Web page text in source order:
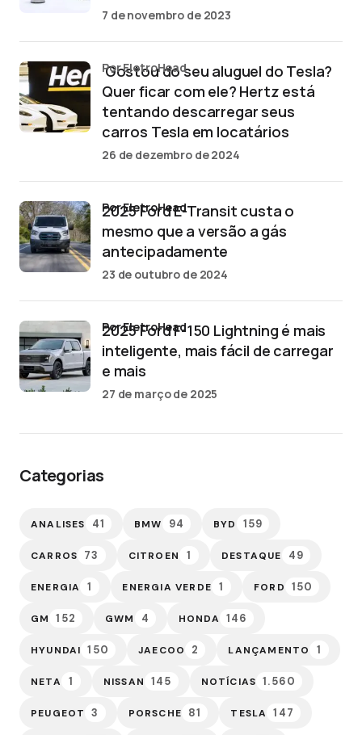
7 de novembro de 2023
‘Gostou do seu aluguel do Tesla?
Quer ficar com ele? Hertz está
tentando descarregar seus
carros Tesla em locatários
por EletroHead
26 de dezembro de 2024
2025 Ford E-Transit custa o
mesmo que a versão a gás
antecipadamente
por EletroHead
23 de outubro de 2024
2025 Ford F-150 Lightning é mais
inteligente, mais fácil de carregar
e mais
por EletroHead
27 de março de 2025
Categorias
ANALISES 41 BMW 94 BYD 159
CARROS 73 CITROEN 1 DESTAQUE 49
ENERGIA 1 ENERGIA VERDE 1 FORD 150
GM 152 GWM 4 HONDA 146
HYUNDAI 150 JAECOO 2 LANÇAMENTO 1
NETA 1 NISSAN 145 NOTÍCIAS 1.560
PEUGEOT 3 PORSCHE 81 TESLA 147